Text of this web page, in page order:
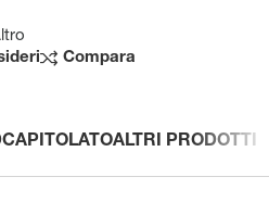
Compara
CAPITOLATOALTRI PRODOTTI